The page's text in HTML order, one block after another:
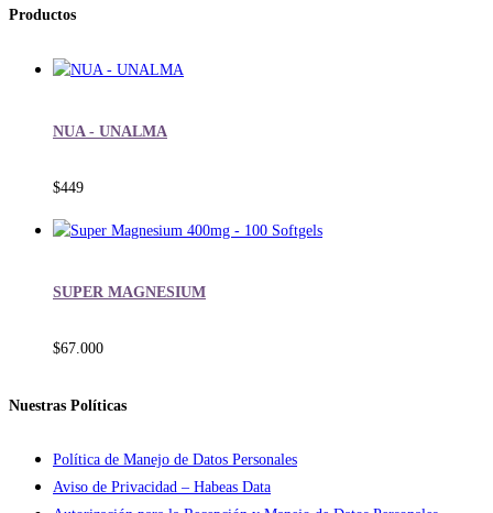
Productos
NUA - UNALMA
$449
SUPER MAGNESIUM
$67.000
Nuestras Políticas
Política de Manejo de Datos Personales
Aviso de Privacidad – Habeas Data